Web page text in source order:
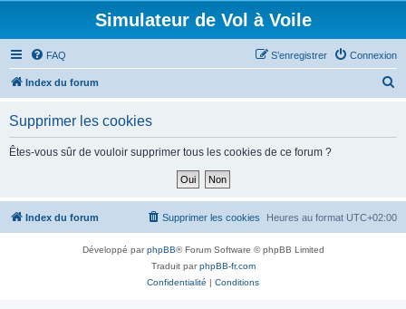
Simulateur de Vol à Voile
FAQ Connexion
S’enregistrer
Index du forum
h
Supprimer les cookies
Êtes-vous sûr de vouloir supprimer tous les cookies de ce forum ?
Index du forum Heures au format UTC+02:00
Supprimer les cookies
Développé parphpBB® Forum Software © phpBB Limited
Traduit parphpBB-fr.com
Confidentialité | Conditions